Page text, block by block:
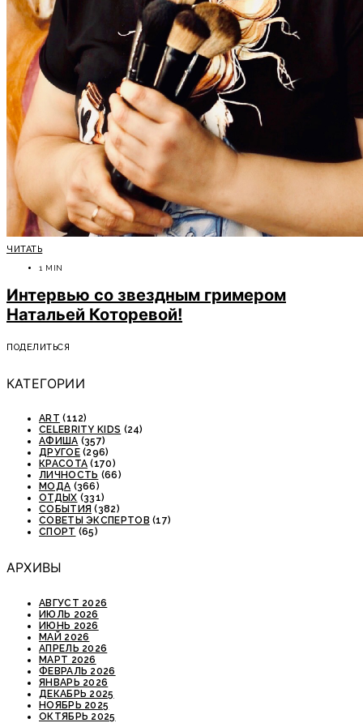
ЧИТАТЬ
1 MIN
Интервью со звездным гримером
Натальей Которевой!
ПОДЕЛИТЬСЯ
КАТЕГОРИИ
ART (112)
CELEBRITY KIDS (24)
АФИША (357)
ДРУГОЕ(296)
КРАСОТА (170)
ЛИЧНОСТЬ (66)
МОДА (366)
ОТДЫХ (331)
СОБЫТИЯ (382)
СОВЕТЫ ЭКСПЕРТОВ (17)
СПОРТ (65)
АРХИВЫ
АВГУСТ 2026
ИЮЛЬ 2026
ИЮНЬ 2026
МАЙ 2026
АПРЕЛЬ 2026
МАРТ 2026
ФЕВРАЛЬ 2026
ЯНВАРЬ 2026
ДЕКАБРЬ 2025
НОЯБРЬ 2025
ОКТЯБРЬ 2025